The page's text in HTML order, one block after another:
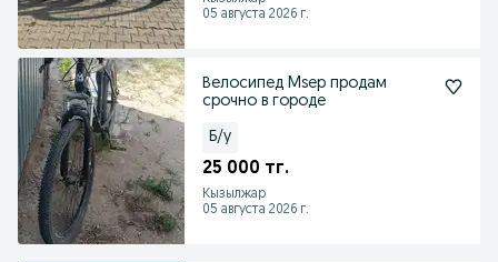
05 августа 2026 г.
Велосипед Msep продам
срочно в городе
Б/у
25 000 тг.
Кызылжар
05 августа 2026 г.